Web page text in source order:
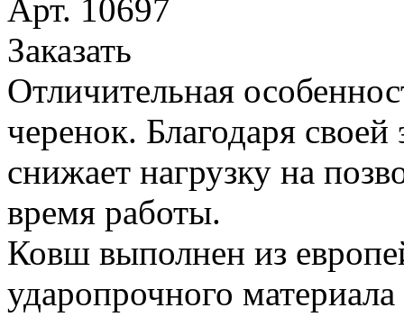
Арт. 10697
Заказать
Отличительная
черенок. Благодаря
снижает нагрузку на
время работы.
Ковш выполнен из
ударопрочного